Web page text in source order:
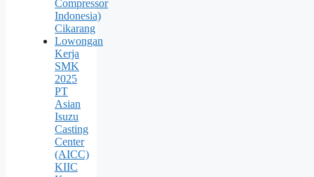
Compressor
Indonesia)
Cikarang
Lowongan
Kerja
SMK
2025
PT
Asian
Isuzu
Casting
Center
(AICC)
KIIC